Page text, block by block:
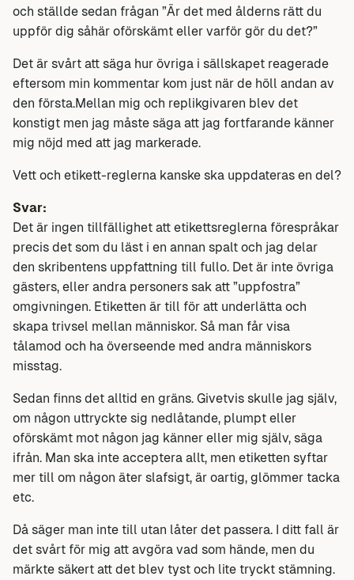
och ställde sedan frågan ”Är det med ålderns rätt du
uppför dig såhär oförskämt eller varför gör du det?”
Det är svårt att säga hur övriga i sällskapet reagerade
eftersom min kommentar kom just när de höll andan av
den första.Mellan mig och replikgivaren blev det
konstigt men jag måste säga att jag fortfarande känner
mig nöjd med att jag markerade.
Vett och etikett-reglerna kanske ska uppdateras en del?
Svar:
Det är ingen tillfällighet att etikettsreglerna förespråkar
precis det som du läst i en annan spalt och jag delar
den skribentens uppfattning till fullo. Det är inte övriga
gästers, eller andra personers sak att ”uppfostra”
omgivningen. Etiketten är till för att underlätta och
skapa trivsel mellan människor. Så man får visa
tålamod och ha överseende med andra människors
misstag.
Sedan finns det alltid en gräns. Givetvis skulle jag själv,
om någon uttryckte sig nedlåtande, plumpt eller
oförskämt mot någon jag känner eller mig själv, säga
ifrån. Man ska inte acceptera allt, men etiketten syftar
mer till om någon äter slafsigt, är oartig, glömmer tacka
etc.
Då säger man inte till utan låter det passera. I ditt fall är
det svårt för mig att avgöra vad som hände, men du
märkte säkert att det blev tyst och lite tryckt stämning.